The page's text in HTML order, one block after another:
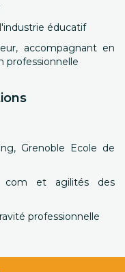
éducatif
accompagnant en
professionnelle
Grenoble Ecole de
com et agilités des
professionnelle